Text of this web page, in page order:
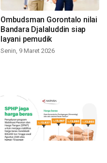
Ombudsman Gorontalo nilai
Bandara Djalaluddin siap
layani pemudik
Senin, 9 Maret 2026